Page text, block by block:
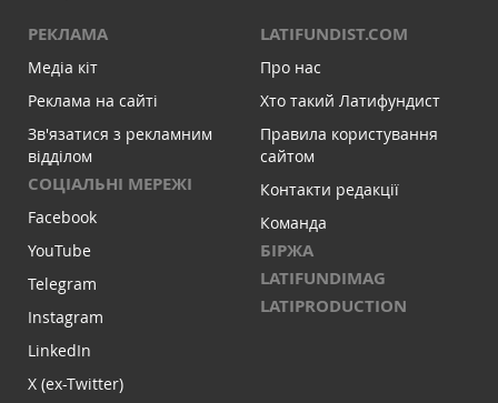
РЕКЛАМА
Медіа кіт
Реклама на сайті
Зв'язатися з рекламним
відділом
СОЦІАЛЬНІ МЕРЕЖІ
Facebook
YouTube
Telegram
Instagram
LinkedIn
X (ex-Twitter)
LATIFUNDIST.COM
Про нас
Хто такий Латифундист
Правила користування
сайтом
Контакти редакції
Команда
БІРЖА
LATIFUNDIMAG
LATIPRODUCTION